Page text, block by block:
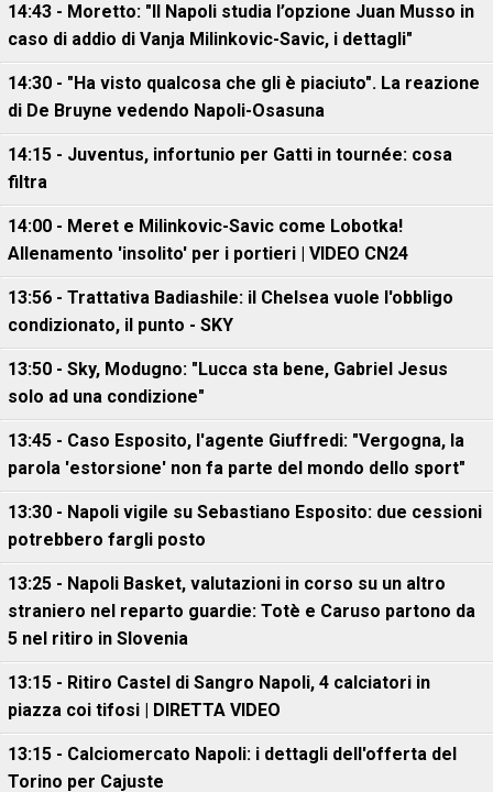
14:43 - Moretto: "Il Napoli studia l’opzione Juan Musso in
caso di addio di Vanja Milinkovic-Savic, i dettagli"
14:30 - "Ha visto qualcosa che gli è piaciuto". La reazione
di De Bruyne vedendo Napoli-Osasuna
14:15 - Juventus, infortunio per Gatti in tournée: cosa
filtra
14:00 - Meret e Milinkovic-Savic come Lobotka!
Allenamento 'insolito' per i portieri | VIDEO CN24
13:56 - Trattativa Badiashile: il Chelsea vuole l'obbligo
condizionato, il punto - SKY
13:50 - Sky, Modugno: "Lucca sta bene, Gabriel Jesus
solo ad una condizione"
13:45 - Caso Esposito, l'agente Giuffredi: "Vergogna, la
parola 'estorsione' non fa parte del mondo dello sport"
13:30 - Napoli vigile su Sebastiano Esposito: due cessioni
potrebbero fargli posto
13:25 - Napoli Basket, valutazioni in corso su un altro
straniero nel reparto guardie: Totè e Caruso partono da
5 nel ritiro in Slovenia
13:15 - Ritiro Castel di Sangro Napoli, 4 calciatori in
piazza coi tifosi | DIRETTA VIDEO
13:15 - Calciomercato Napoli: i dettagli dell'offerta del
Torino per Cajuste